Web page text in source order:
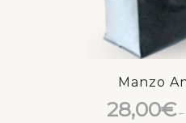
Manzo
28,00€–